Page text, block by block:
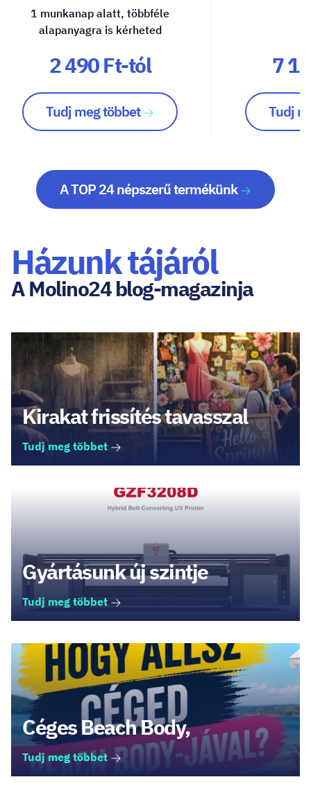
1 munkanap alatt, többféle
alapanyagra is kérheted
2 490 Ft-tól
Tudj meg többet
7
Tudj
A TOP 24 népszerű termékünk
Házunk tájáról
A Molino24 blog-magazinja
Kirakat frissítés tavasszal
Tudj meg többet
Gyártásunk új szintje
Tudj meg többet
Céges Beach Body,
Tudj meg többet